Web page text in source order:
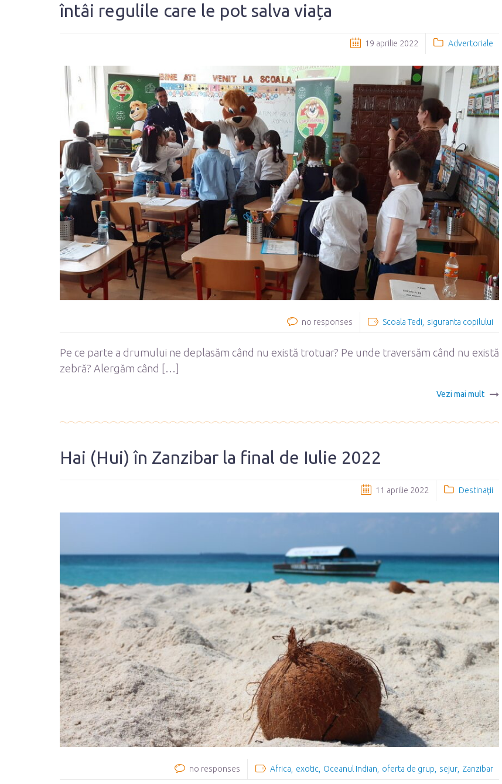
întâi regulile care le pot salva viața
19 aprilie 2022 Advertoriale
no responses Scoala Tedi siguranta copilului
Pe ce parte a drumului ne deplasăm când nu există trotuar? Pe unde traversăm când nu există
zebră? Alergăm când […]
Vezi mai mult
Hai (Hui) în Zanzibar la final de Iulie 2022
11 aprilie 2022 Destinaţii
no responses Africa exotic Oceanul Indian oferta de grup sejur Zanzibar